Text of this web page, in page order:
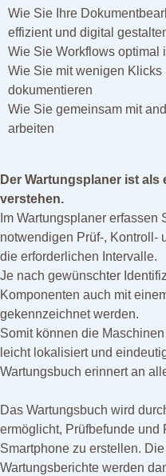
Wie Sie Ihre
effizient und digital
Wie Sie Workflows optimal
Wie Sie mit wenigen Klicks
dokumentieren
Wie Sie gemeinsam mit
arbeiten
Der Wartungsplaner ist
verstehen.
Im Wartungsplaner
notwendigen Prüf-, Kontroll-
die erforderlichen Intervalle.
Je nach gewünschter
Komponenten auch mit
gekennzeichnet werden.
Somit können die
leicht lokalisiert und
Wartungsbuch erinnert an
Das Wartungsbuch wird
ermöglicht, Prüfbefunde und
Smartphone zu erstellen.
Wartungsberichte werden